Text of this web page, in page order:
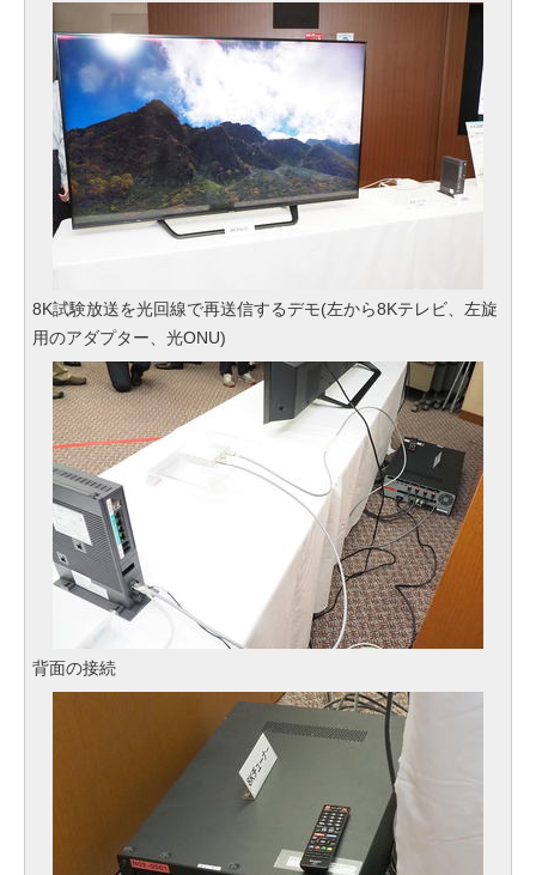
8K試験放送を光回線で再送信するデモ(左から8Kテレビ、左旋
用のアダプター、光ONU)
背面の接続